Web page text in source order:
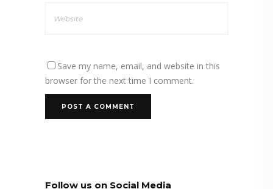
Save my name, email, and website in this
browser for the next time I comment.
Follow us on Social Media